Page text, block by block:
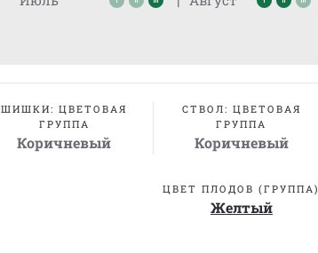
ШИШКИ: ЦВЕТОВАЯ
ГРУППА
Коричневый
СТВОЛ: ЦВЕТОВАЯ
ГРУППА
Коричневый
ЦВЕТ ПЛОДОВ (ГРУППА)
Желтый